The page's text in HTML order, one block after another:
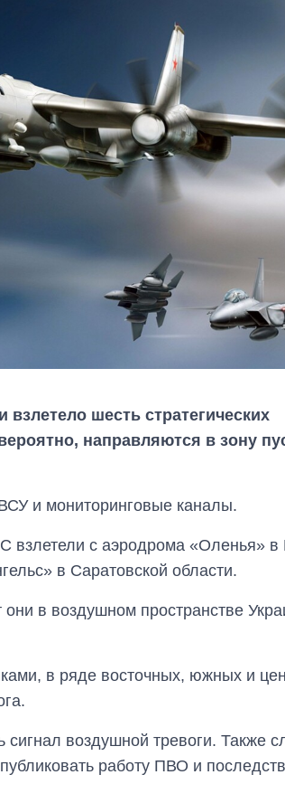
шесть стратегических
направляются в зону
и мониторинговые каналы.
взлетели с аэродрома «Оленья»
в Саратовской области.
они в воздушном пространстве
в ряде восточных, южных и
воздушной тревоги. Также
работу ПВО и